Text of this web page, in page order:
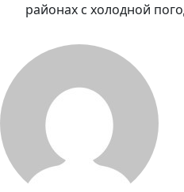
районах с холодной